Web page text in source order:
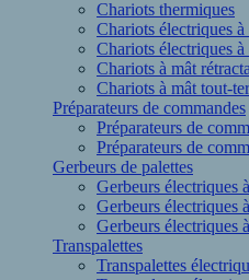
Chariots thermiques
Chariots électriques à
Chariots électriques à
Chariots à mât
Chariots à mât tout-
Préparateurs de commandes
Préparateurs de
Préparateurs de
Gerbeurs de palettes
Gerbeurs électriques
Gerbeurs électriques
Gerbeurs électriques
Transpalettes
Transpalettes